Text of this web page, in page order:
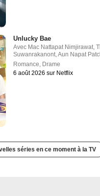
Unlucky Bae
Avec Mac Nattapat Nimjirawat,
Suwanrakanont,Aun Napat
Romance, Drame
6 août 2026 sur Netflix
séries en ce moment à la TV